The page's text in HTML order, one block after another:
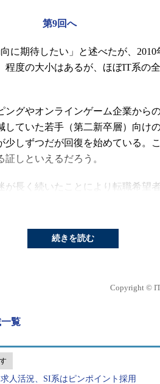
第9回へ
に期待したい」と述べたが、2010
程度の大小はあるが、ほぼIT系の
グやオンラインゲーム企業から
していた若手（第二新卒層）向け
少しずつだが回復を始めている。
しといえるだろう。
長く続いたことにより転職希望
み取れるかが明暗を分ける鍵となり
用意欲に落ち着きが見られたイン
開始する企業が増えた。急激な
規求人が発生している。
続きを読む
Copyright ©
覧
人活況、SI系はピンポイント採用